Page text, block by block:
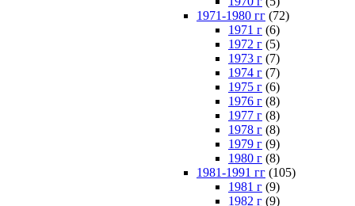
1971-1980 гг (72)
1971 г (6)
1972 г (5)
1973 г (7)
1974 г (7)
1975 г (6)
1976 г (8)
1977 г (8)
1978 г (8)
1979 г (9)
1980 г (8)
1981-1991 гг (105)
1981 г (9)
1982 г (9)